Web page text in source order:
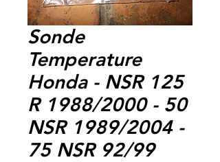
Sonde
Temperature
Honda - NSR 125
R 1988/2000 - 50
NSR 1989/2004 -
75 NSR 92/99